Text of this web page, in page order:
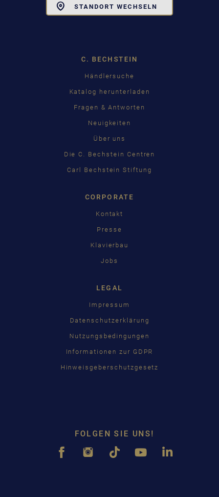
STANDORT WECHSELN
C. BECHSTEIN
Händlersuche
Katalog herunterladen
Fragen & Antworten
Neuigkeiten
Über uns
Die C. Bechstein Centren
Carl Bechstein Stiftung
CORPORATE
Kontakt
Presse
Klavierbau
Jobs
LEGAL
Impressum
Datenschutzerklärung
Nutzungsbedingungen
Informationen zur GDPR
Hinweisgeberschutzgesetz
FOLGEN SIE UNS!